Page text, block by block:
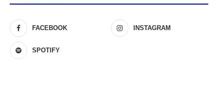
FACEBOOK INSTAGRAM
SPOTIFY